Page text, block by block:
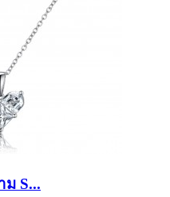
ม S...